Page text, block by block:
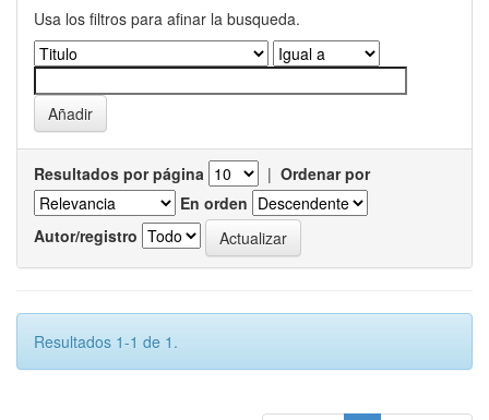
Usa los filtros para afinar la busqueda.
Resultados por página | Ordenar por
En orden
Autor/registro
Resultados 1-1 de 1.